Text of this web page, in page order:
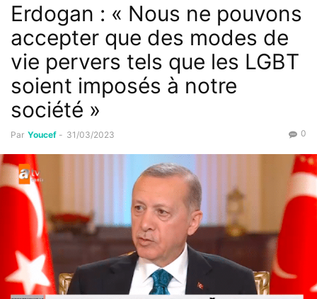
Erdogan : « Nous ne pouvons
accepter que des modes de
vie pervers tels que les LGBT
soient imposés à notre
société »
Par Youcef - 31/03/2023 0